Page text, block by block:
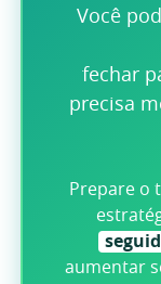
Você
fechar
precisa
Prepare o
aumentar